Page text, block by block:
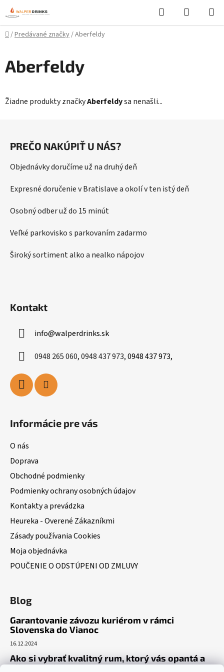
Prejsť
na
obsah
Hľadať
KOŠÍK
Domov
/Predávané značky/Aberfeldy
Aberfeldy
Žiadne produkty značkyAberfeldysa nenašli...
PREČO NAKÚPIŤ U NÁS?
Objednávky doručíme už na druhý deň
Expresné doručenie v Bratislave a okolí v ten istý deň
Osobný odber už do 15 minút
Veľké parkovisko s parkovaním zadarmo
Široký sortiment alko a nealko nápojov
Kontakt
info@walperdrinks.sk
0948 265 060, 0948 437 973,0948 437 973,
Informácie pre vás
O nás
Doprava
Obchodné podmienky
Podmienky ochrany osobných údajov
Kontakty a prevádzka
Heureka - Overené Zákazníkmi
Zásady používania Cookies
Moja objednávka
POUČENIE O ODSTÚPENI OD ZMLUVY
Blog
Garantovanie závozu kuriérom v rámci
Slovenska do Vianoc
16.12.2024
Ako si vybrať kvalitný rum, ktorý vás opantá a
už nepustí?